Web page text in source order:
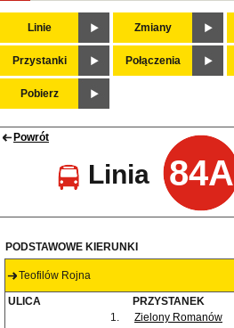
Linie Zmiany
Przystanki Połączenia
Pobierz
Powrót
Linia 84A
PODSTAWOWE KIERUNKI
Teofilów Rojna
ULICA PRZYSTANEK
1.
Zielony Romanów